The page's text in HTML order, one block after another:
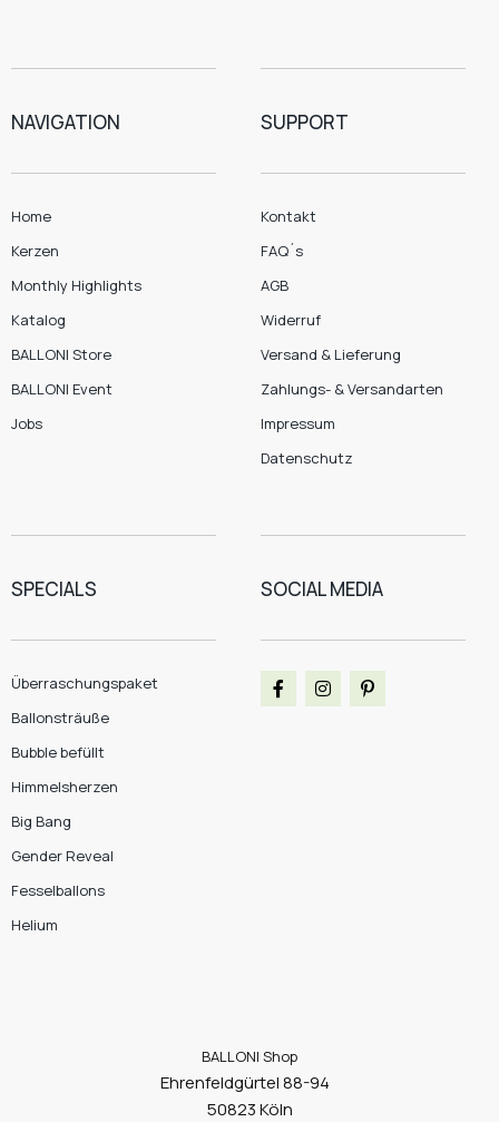
NAVIGATION
Home
Kerzen
Monthly Highlights
Katalog
BALLONI Store
BALLONI Event
Jobs
SUPPORT
Kontakt
FAQ´s
AGB
Widerruf
Versand & Lieferung
Zahlungs- & Versandarten
Impressum
Datenschutz
SPECIALS
Überraschungspaket
Ballonsträuße
Bubble befüllt
Himmelsherzen
Big Bang
Gender Reveal
Fesselballons
Helium
SOCIAL MEDIA
BALLONI Shop
Ehrenfeldgürtel 88-94
50823 Köln